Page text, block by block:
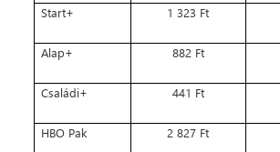
Start+ 1 323 Ft
Alap+ 882 Ft
Családi+ 441 Ft
HBO Pak 2 827 Ft